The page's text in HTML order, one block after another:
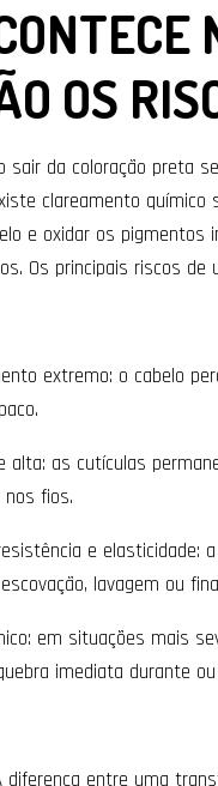
OS
sair da coloração preta
clareamento químico
e oxidar os pigmentos
Os principais riscos
extremo: o cabelo
alta: as cutículas
fios.
e elasticidade:
lavagem ou
em situações mais
imediata durante
diferença entre uma